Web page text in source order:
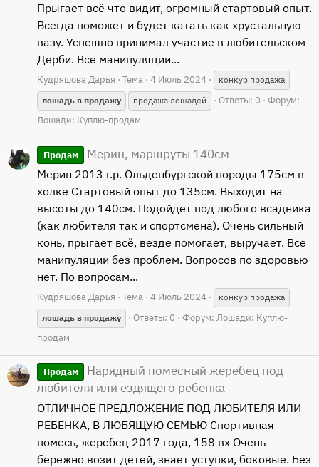
Прыгает всё что видит, огромный стартовый опыт.
Всегда поможет и будет катать как хрустальную
вазу. Успешно принимал участие в любительском
Дерби. Все манипуляции...
Кудряшова Дарья Тема 4 Июль 2024
конкур продажа
лошадь в продажу продажа лошадей Ответы: 0
Форум:
Лошади: Куплю-продам
Продам Мерин, маршруты 140см
Мерин 2013 г.р. Ольденбургской породы 175см в
холке Стартовый опыт до 135см. Выходит на
высоты до 140см. Подойдет под любого всадника
(как любителя так и спортсмена). Очень сильный
конь, прыгает всё, везде помогает, выручает. Все
манипуляции без проблем. Вопросов по здоровью
нет. По вопросам...
Кудряшова Дарья Тема 4 Июль 2024
конкур продажа
лошадь в продажу Ответы: 0 Форум: Лошади: Куплю-
продам
Продам
Нарядный помесный жеребец под
любителя или ездящего ребенка
ОТЛИЧНОЕ ПРЕДЛОЖЕНИЕ ПОД ЛЮБИТЕЛЯ ИЛИ
РЕБЕНКА, В ЛЮБЯЩУЮ СЕМЬЮ Спортивная
помесь, жеребец 2017 года, 158 вх Очень
бережно возит детей, знает уступки, боковые. Без